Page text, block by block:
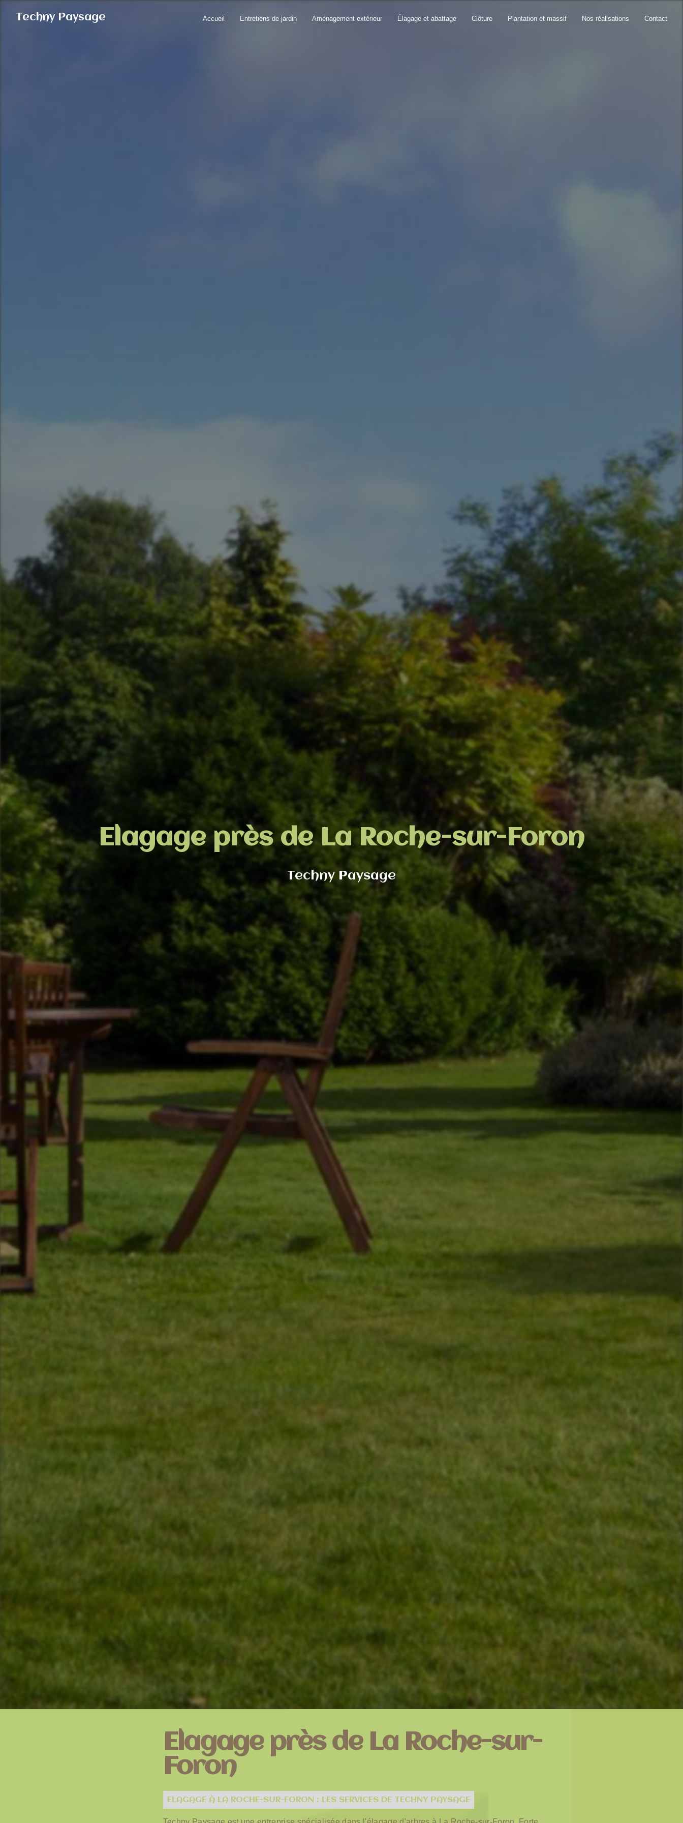
Techny Paysage Accueil Entretiens de jardin Aménagement extérieur Élagage et abattage Clôture Plantation et massif Nos réalisations Contact
Elagage près de La Roche-sur-Foron
Techny Paysage
Elagage près de La Roche-sur-
Foron
ELAGAGE À LA ROCHE-SUR-FORON : LES SERVICES DE TECHNY PAYSAGE